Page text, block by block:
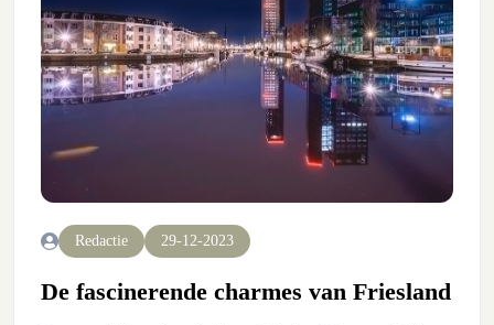
Redactie 29-12-2023
De fascinerende charmes van Friesland